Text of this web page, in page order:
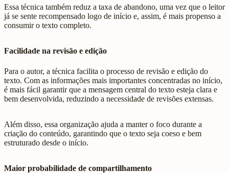
Essa técnica também reduz a taxa de abandono, uma vez que o leitor
já se sente recompensado logo de início e, assim, é mais propenso a
consumir o texto completo.
Facilidade na revisão e edição
Para o autor, a técnica facilita o processo de revisão e edição do
texto. Com as informações mais importantes concentradas no início,
é mais fácil garantir que a mensagem central do texto esteja clara e
bem desenvolvida, reduzindo a necessidade de revisões extensas.
Além disso, essa organização ajuda a manter o foco durante a
criação do conteúdo, garantindo que o texto seja coeso e bem
estruturado desde o início.
Maior probabilidade de compartilhamento